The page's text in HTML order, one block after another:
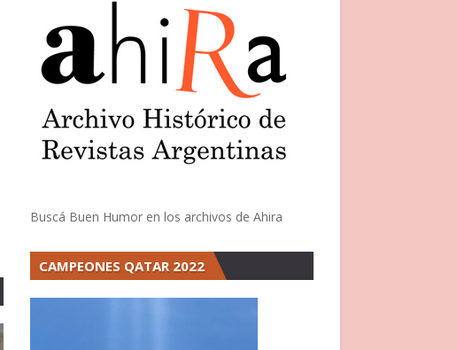
Buscá Buen Humor en los archivos de Ahira
CAMPEONES QATAR 2022